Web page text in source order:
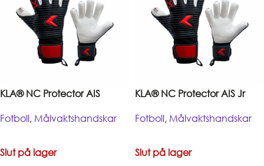
KLA® NC Protector AIS
Fotboll, Målvaktshandskar
Slut på lager
KLA® NC Protector AIS Jr
Fotboll, Målvaktshandskar
Slut på lager